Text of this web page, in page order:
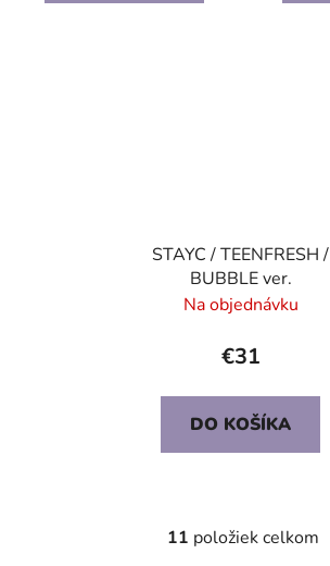
STAYC / TEENFRESH /
BUBBLE ver.
Na objednávku
€31
DO KOŠÍKA
O
11 položiek celkom